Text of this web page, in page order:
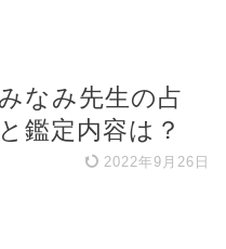
なみ先生の占
鑑定内容は？
2022年9月26日